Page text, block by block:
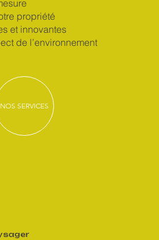
propriété
et innovantes
de l’environnement
NOS SERVICES